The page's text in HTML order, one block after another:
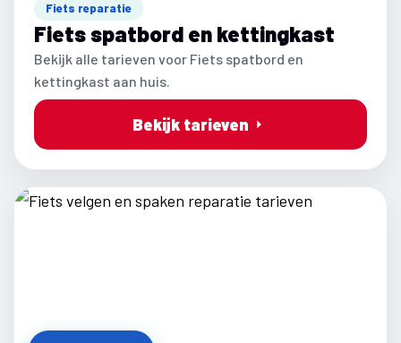
Fiets reparatie
Fiets spatbord en kettingkast
Bekijk alle tarieven voor Fiets spatbord en
kettingkast aan huis.
Bekijk tarieven